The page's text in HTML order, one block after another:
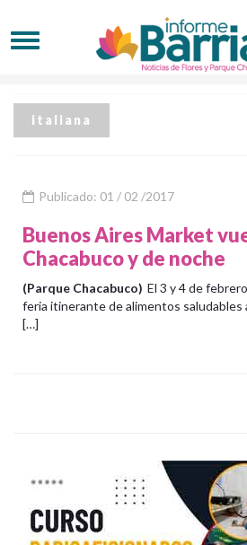
italiana
Publicado: 01 / 02 /2017
Buenos Aires Market
Chacabuco y de noche
(Parque Chacabuco) El 3 y 4 de
feria itinerante de alimentos saludables
[…]